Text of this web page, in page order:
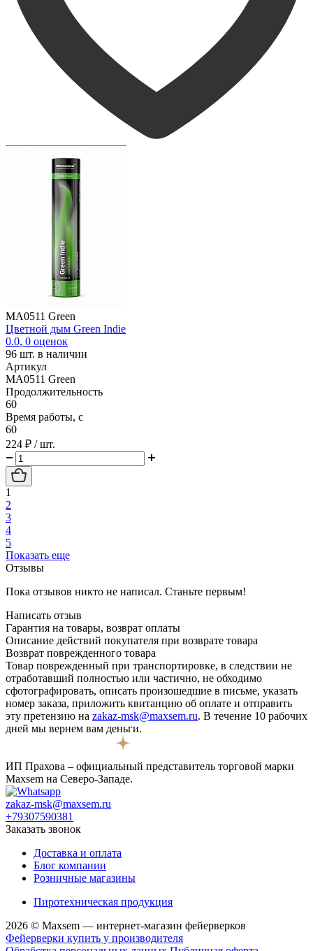
MA0511 Green
Цветной дым Green Indie
0.0, 0 оценок
96 шт. в наличии
Артикул
MA0511 Green
Продолжительность
60
Время работы, с
60
224 ₽ / шт.
1
2
3
4
5
Показать еще
Отзывы
Пока отзывов никто не написал. Станьте первым!
Написать отзыв
Гарантия на товары, возврат оплаты
Описание действий покупателя при возврате товара
Возврат поврежденного товара
Товар поврежденный при транспортировке, в следствии не
отработавший полностью или частично, не обходимо
сфотографировать, описать произошедшие в письме, указать
номер заказа, приложить квитанцию об оплате и отправить
эту претензию на zakaz-msk@maxsem.ru. В течение 10 рабочих
дней мы вернем вам деньги.
ИП Прахова – официальный представитель торговой марки
Maxsem на Северо-Западе.
zakaz-msk@maxsem.ru
+79307590381
Заказать звонок
Доставка и оплата
Блог компании
Розничные магазины
Пиротехническая продукция
2026 © Maxsem — интернет-магазин фейерверков
Фейерверки купить у производителя